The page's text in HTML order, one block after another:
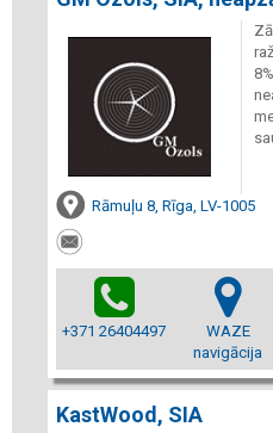
Rāmuļu 8, Rīga, LV-1005
+371 26404497
WAZE
navigācija
KastWood, SIA